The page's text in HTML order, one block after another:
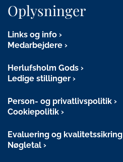
Oplysninger
Links og info
Medarbejdere
Herlufsholm Gods
Ledige stillinger
Person- og privatlivspolitik
Cookiepolitik
Evaluering og kvalitetssikring
Nøgletal